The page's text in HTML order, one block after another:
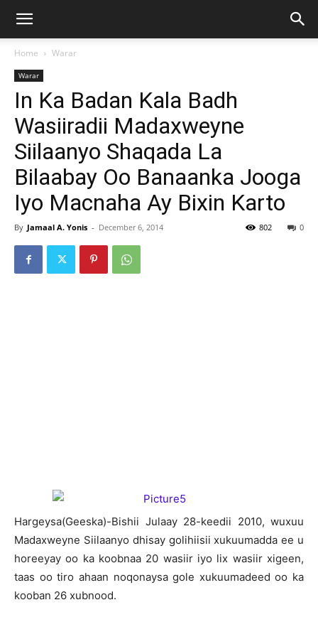
Home Warar
Warar
In Ka Badan Kala Badh
Wasiiradii Madaxweyne
Siilaanyo Shaqada La
Bilaabay Oo Banaanka Jooga
Iyo Macnaha Ay Bixin Karto
By Jamaal A. Yonis - December 6, 2014 0
802
Hargeysa(Geeska)-Bishii Julaay 28-keedii 2010, wuxuu
Madaxweyne Siilaanyo dhisay golihiisii xukuumadda ee u
horeeyay oo ka koobnaa 20 wasiir iyo lix wasiir xigeen,
taas oo tiro ahaan noqonaysa gole xukuumadeed oo ka
kooban 26 xubnood.